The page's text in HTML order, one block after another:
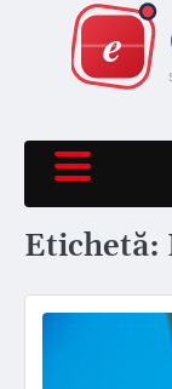
content
Etichetă: